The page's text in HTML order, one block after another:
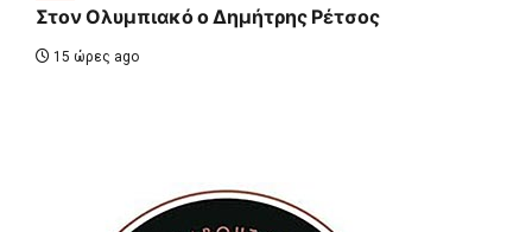
Στον Ολυμπιακό ο Δημήτρης Ρέτσος
15 ώρες ago